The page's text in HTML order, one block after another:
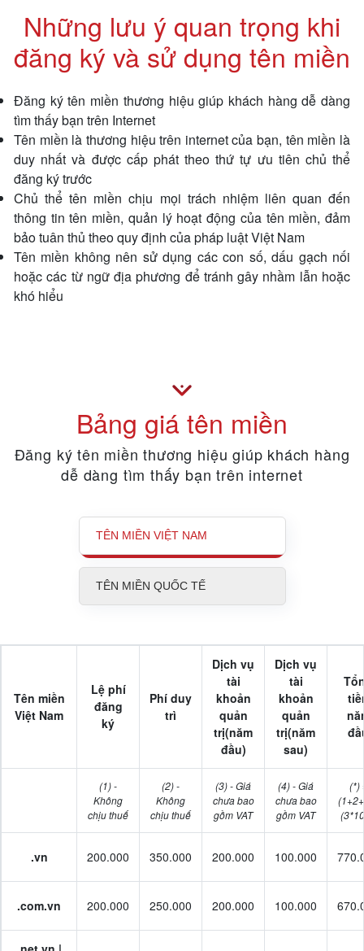
Những lưu ý quan trọng khi
đăng ký và sử dụng tên miền
Đăng ký tên miền thương hiệu giúp khách hàng dễ dàng
tìm thấy bạn trên Internet
Tên miền là thương hiệu trên internet của bạn, tên miền là
duy nhất và được cấp phát theo thứ tự ưu tiên chủ thể
đăng ký trước
Chủ thể tên miền chịu mọi trách nhiệm liên quan đến
thông tin tên miền, quản lý hoạt động của tên miền, đảm
bảo tuân thủ theo quy định của pháp luật Việt Nam
Tên miền không nên sử dụng các con số, dấu gạch nối
hoặc các từ ngữ địa phương để tránh gây nhầm lẫn hoặc
khó hiểu
Bảng giá tên miền
Đăng ký tên miền thương hiệu giúp khách hàng
dễ dàng tìm thấy bạn trên internet
TÊN MIỀN VIỆT NAM
TÊN MIỀN QUỐC TẾ
Tên miền
Việt Nam
Lệ phí
đăng
ký
Phí duy
trì
Dịch vụ
tài
khoản
quản
trị(năm
đầu)
Dịch vụ
tài
khoản
quản
trị(năm
sau)
(1) -
Không
chịu thuế
(2) -
Không
chịu thuế
(3) - Giá
chưa bao
gồm VAT
(4) - Giá
chưa bao
gồm VAT
(*)
.vn 200.000 350.000 200.000 100.000
.com.vn 200.000 250.000 200.000 100.000